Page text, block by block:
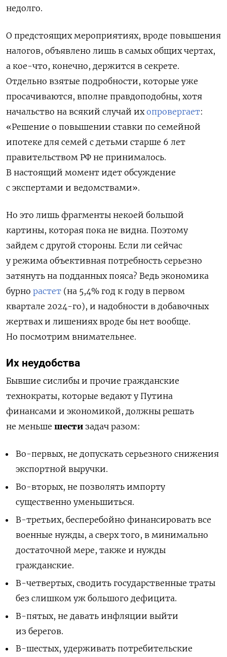
недолго.
О предстоящих мероприятиях, вроде повышения
налогов, объявлено лишь в самых общих чертах,
а кое-что, конечно, держится в секрете.
Отдельно взятые подробности, которые уже
просачиваются, вполне правдоподобны, хотя
начальство на всякий случай ихопровергает:
«Решение о повышении ставки по семейной
ипотеке для семей с детьми старше 6 лет
правительством РФ не принималось.
В настоящий момент идет обсуждение
с экспертами и ведомствами».
Но это лишь фрагменты некоей большой
картины, которая пока не видна. Поэтому
зайдем с другой стороны. Если ли сейчас
у режима объективная потребность серьезно
затянуть на подданных пояса? Ведь экономика
бурно растет (на 5,4% год к году в первом
квартале 2024-го), и надобности в добавочных
жертвах и лишениях вроде бы нет вообще.
Но посмотрим внимательнее.
Их неудобства
Бывшие сислибы и прочие гражданские
технократы, которые ведают у Путина
финансами и экономикой, должны решать
не меньше шести задач разом:
Во-первых, не допускать серьезного снижения
экспортной выручки.
Во-вторых, не позволять импорту
существенно уменьшиться.
В-третьих, бесперебойно финансировать все
военные нужды, а сверх того, в минимально
достаточной мере, также и нужды
гражданские.
В-четвертых, сводить государственные траты
без слишком уж большого дефицита.
В-пятых, не давать инфляции выйти
из берегов.
В-шестых, удерживать потребительские